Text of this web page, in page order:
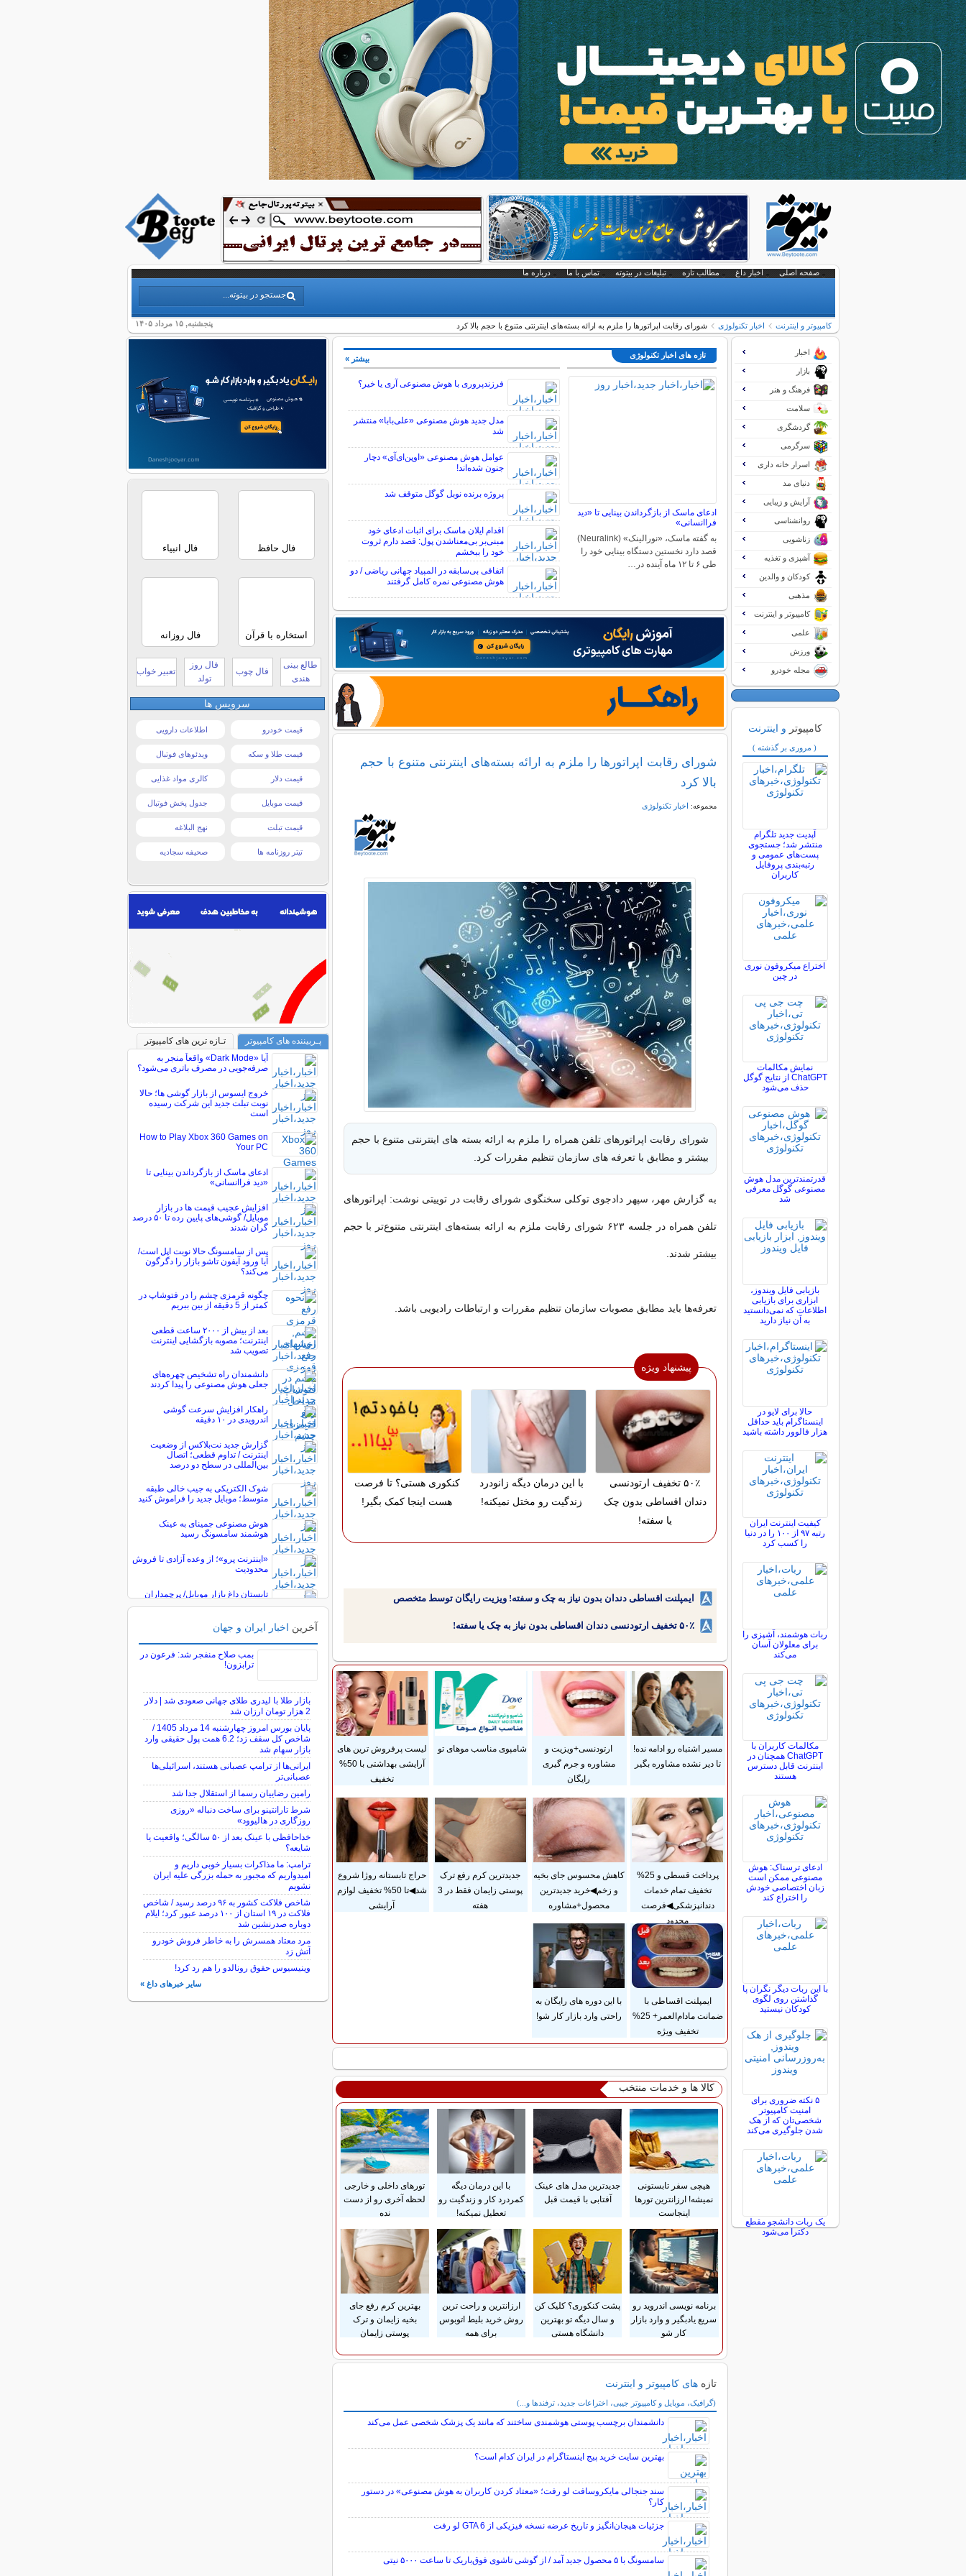
صفحه اصلی اخبار داغ مطالب تازه تبلیغات در بیتوته تماس با ما درباره ما
پنجشنبه, ۱۵ مرداد ۱۴۰۵ کامپیوتر و اینترنت اخبار تکنولوژی شورای رقابت اپراتورها را ملزم به ارائه بسته‌های اینترنتی متنوع با حجم بالا کرد
تازه های اخبار تکنولوژی
ادعای ماسک از بازگرداندن بینایی تا «دید
فراانسانی»
به گفته ماسک، «نورالینک» (Neuralink)
قصد دارد نخستین دستگاه بینایی خود را
طی ۶ تا ۱۲ ماه آینده در…
فرزندپروری با هوش مصنوعی آری یا خیر؟
مدل جدید هوش مصنوعی «علی‌بابا» منتشر
شد
عوامل هوش مصنوعی «اوپن‌ای‌آی» دچار
جنون شده‌اند!
پروژه برنده نوبل گوگل متوقف شد
اقدام ایلان ماسک برای اثبات ادعای خود
مبنی‌بر بی‌معناشدن پول: قصد دارم ثروت
خود را ببخشم
اتفاقی بی‌سابقه در المپیاد جهانی ریاضی / دو
هوش مصنوعی نمره کامل گرفتند
بیشتر »
شورای رقابت اپراتورها را ملزم به ارائه بسته‌های اینترنتی متنوع با حجم
بالا کرد
مجموعه: اخبار تکنولوژی
شورای رقابت اپراتورهای تلفن همراه را ملزم به ارائه بسته های اینترنتی متنوع با حجم
بیشتر و مطابق با تعرفه های سازمان تنظیم مقررات کرد.
به گزارش مهر، سپهر دادجوی توکلی سخنگوی شورای رقابت در توییتی نوشت: اپراتورهای
تلفن همراه در جلسه ۶۲۳ شورای رقابت ملزم به ارائه بسته‌های اینترنتی متنوع‌تر با حجم
بیشتر شدند.
تعرفه‌ها باید مطابق مصوبات سازمان تنظیم مقررات و ارتباطات رادیویی باشد.
پیشنهاد ویژه
۵۰٪ تخفیف ارتودنسی
دندان اقساطی بدون چک
یا سفته!
با این درمان دیگه زانودرد
زندگیت رو مختل نمیکنه!
کنکوری هستی؟ تا فرصت
هست اینجا کمک بگیر!
ایمپلنت اقساطی دندان بدون نیاز به چک و سفته! ویزیت رایگان توسط متخصص
۵۰٪ تخفیف ارتودنسی دندان اقساطی بدون نیاز به چک یا سفته!
مسیر اشتباه رو ادامه نده!
تا دیر نشده مشاوره بگیر
ارتودنسی+ویزیت و
مشاوره و جرم گیری
رایگان
شامپوی مناسب موهای تو
لیست پرفروش ترین های
آرایشی بهداشتی با 50%
تخفیف
پرداخت قسطی و 25%
تخفیف تمام خدمات
دندانپزشکی◀فرصت
محدود
کاهش محسوس جای بخیه
و زخم◀خرید جدیدترین
محصول+مشاوره
جدیدترین کرم رفع ترک
پوستی زایمان فقط در 3
هفته
حراج تابستانه روژا شروع
شد◀تا 50% تخفیف لوازم
آرایشی
ایمپلنت اقساطی با
ضمانت مادام‌العمر+ 25%
تخفیف ویژه
با این دوره های رایگان به
راحتی وارد بازار کار شو!
کالا ها و خدمات منتخب
هیچی سفر تابستونی
نمیشه! ارزانترین تورها
اینجاست
جدیدترین مدل های عینک
آفتابی با قیمت قبل
با این درمان دیگه
کمردرد کار و زندگیت رو
تعطیل نمیکنه!
تورهای داخلی و خارجی
لحظه آخری رو از دست
نده
برنامه نویسی اندروید رو
سریع یادبگیر و وارد بازار
کار شو
پشت کنکوری؟ کلیک کن
و سال دیگه تو بهترین
دانشگاه هستی
ارزانترین و راحت ترین
روش خرید بلیط اتوبوس
برای همه
بهترین کرم رفع جای
بخیه زایمان و ترک
پوستی زایمان
تازه های کامپیوتر و اینترنت
(گرافیک، موبایل و کامپیوتر جیبی، اختراعات جدید، ترفندها و...)
سایر مطالب کامپیوتر و اینترنت
دانشمندان برچسب پوستی هوشمندی ساختند که مانند یک پزشک شخصی عمل می‌کند
بهترین سایت خرید پیج اینستاگرام در ایران کدام است؟
سند جنجالی مایکروسافت لو رفت؛ «معتاد کردن کاربران به هوش مصنوعی» در دستور
کار؟
جزئیات هیجان‌انگیز و تاریخ عرضه نسخه فیزیکی از GTA 6 لو رفت
سامسونگ با ۵ محصول جدید آمد / از گوشی تاشوی فوق‌باریک تا ساعت ۵۰۰۰ نیتی
اخبار
بازار
فرهنگ و هنر
سلامت
گردشگری
سرگرمی
اسرار خانه داری
دنیای مد
آرایش و زیبایی
روانشناسی
زناشویی
آشپزی و تغذیه
کودکان و والدین
مذهبی
کامپیوتر و اینترنت
علمی
ورزش
مجله خودرو
کامپیوتر و اینترنت
( مروری بر گذشته )
آپدیت جدید تلگرام
منتشر شد؛ جستجوی
پست‌های عمومی و
رتبه‌بندی پروفایل
کاربران
اختراع میکروفون نوری
در چین
نمایش مکالمات
ChatGPT از نتایج گوگل
حذف می‌شود
قدرتمندترین مدل هوش
مصنوعی گوگل معرفی
شد
بازیابی فایل ویندوز،
ابزاری برای بازیابی
اطلاعات که نمی‌دانستید
به آن نیاز دارید
حالا برای لایو در
اینستاگرام باید حداقل
هزار فالوور داشته باشید
کیفیت اینترنت ایران
رتبه ۹۷ از ۱۰۰ را در دنیا
را کسب کرد
ربات هوشمند، آشپزی را
برای معلولان آسان
می‌کند
مکالمات کاربران با
ChatGPT همچنان در
اینترنت قابل دسترس
هستند
ادعای ترسناک: هوش
مصنوعی ممکن است
زبان اختصاصی خودش
را اختراع کند
با این ربات دیگر نگران پا
گذاشتن روی لگوی
کودکان نیستید
۵ نکته ضروری برای
امنیت کامپیوتر
شخصی‌تان که از هک
شدن جلوگیری می‌کند
یک ربات دانشجو مقطع
دکترا می‌شود
فال حافظ فال انبیاء
استخاره با قرآن فال روزانه
طالع بینی
هندی
فال چوب
فال روز
تولد
تعبیر خواب
سرویس ها
قیمت خودرو اطلاعات دارویی
قیمت طلا و سکه ویدئوهای فوتبال
قیمت دلار کالری مواد غذایی
قیمت موبایل جدول پخش فوتبال
قیمت تبلت نهج البلاغه
تیتر روزنامه ها صحیفه سجادیه
پـربیننده های کامپیوتر
تـازه ترین های کامپیوتر
آیا «Dark Mode» واقعاً منجر به
صرفه‌جویی در مصرف باتری می‌شود؟
خروج ایسوس از بازار گوشی ها؛ حالا
نوبت تبلت جدید این شرکت رسیده
است
How to Play Xbox 360 Games on
Your PC
ادعای ماسک از بازگرداندن بینایی تا
«دید فراانسانی»
افزایش عجیب قیمت ها در بازار
موبایل/ گوشی‌های پایین رده تا ۵۰ درصد
گران شدند
پس از سامسونگ حالا نوبت اپل است/
آیا ورود آیفون تاشو بازار را دگرگون
می‌کند؟
چگونه قرمزی چشم را در فتوشاپ در
کمتر از 5 دقیقه از بین ببریم
بعد از بیش از ۲۰۰۰ ساعت قطعی
اینترنت؛ مصوبه بازگشایی اینترنت
تصویب شد
دانشمندان راه تشخیص چهره‌های
جعلی هوش مصنوعی را پیدا کردند
راهکار افزایش سرعت گوشی
اندرویدی در ۱۰ دقیقه
گزارش جدید نت‌بلاکس از وضعیت
اینترنت / تداوم قطعی؛ اتصال
بین‌المللی در سطح دو درصد
شوک الکتریکی به جیب خالی طبقه
متوسط؛ موبایل جدید را فراموش کنید
هوش مصنوعی جمینای به عینک
هوشمند سامسونگ رسید
«اینترنت پرو»؛ از وعده آزادی تا فروش
محدودیت
تابستان داغ بازار موبایل/ پرچمداران
جدید از راه می‌رسند
آخرین اخبار ایران و جهان
بمب صلاح منفجر شد: فرعون در
ترابزون!
بازار طلا با لیدری طلای جهانی صعودی شد | دلار
2 هزار تومان ارزان شد
پایان بورس امروز چهارشنبه 14 مرداد 1405 /
شاخص کل سقف زد؛ 6.2 همت پول حقیقی وارد
بازار سهام شد
ایرانی‌ها از ترامپ عصبانی هستند، اسرائیلی‌ها
عصبانی‌تر
رامین رضاییان رسما از استقلال جدا شد
شرط تارانتینو برای ساخت دنباله «روزی
روزگاری در هالیوود»
خداحافظی با عینک بعد از ۵۰ سالگی؛ واقعیت یا
شایعه؟
ترامپ: ما مذاکرات بسیار خوبی داریم و
امیدواریم که مجبور به حمله بزرگی علیه ایران
نشویم
شاخص فلاکت کشور به ۹۶ درصد رسید / شاخص
فلاکت در ۱۹ استان از ۱۰۰ درصد عبور کرد؛ ایلام
دوباره صدرنشین شد
مرد معتاد همسرش را به خاطر فروش خودرو
آتش زد
وینیسیوس حقوق رونالدو را هم رد کرد!
سایر خبرهای داغ »